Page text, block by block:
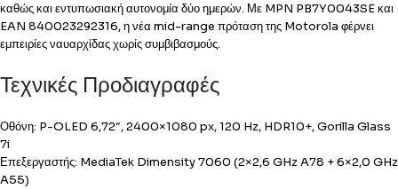
καθώς και εντυπωσιακή αυτονομία δύο ημερών. Με MPN PB7Y0043SE και
EAN 840023292316, η νέα mid-range πρόταση της Motorola φέρνει
εμπειρίες ναυαρχίδας χωρίς συμβιβασμούς.
Τεχνικές Προδιαγραφές
Οθόνη: P-OLED 6,72″, 2400×1080 px, 120 Hz, HDR10+, Gorilla Glass
7i
Επεξεργαστής: MediaTek Dimensity 7060 (2×2,6 GHz A78 + 6×2,0 GHz
A55)